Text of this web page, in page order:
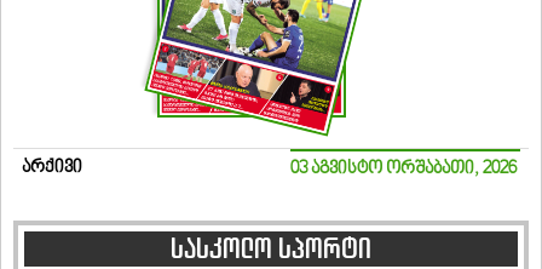
არქივი 03 აგვისტო ორშაბათი, 2026
სასკოლო სპორტი